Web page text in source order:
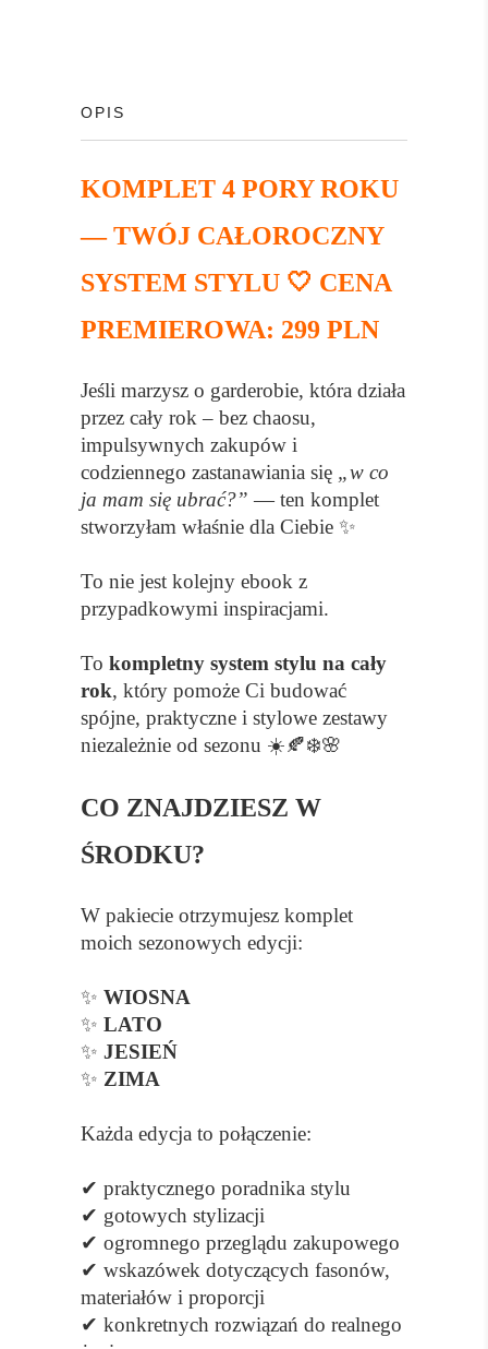
OPIS
KOMPLET 4 PORY ROKU
— TWÓJ CAŁOROCZNY
SYSTEM STYLU 🤍 CENA
PREMIEROWA: 299 PLN
Jeśli marzysz o garderobie, która działa
przez cały rok – bez chaosu,
impulsywnych zakupów i
codziennego zastanawiania się „w co
ja mam się ubrać?” — ten komplet
stworzyłam właśnie dla Ciebie ✨
To nie jest kolejny ebook z
przypadkowymi inspiracjami.
To kompletny system stylu na cały
rok, który pomoże Ci budować
spójne, praktyczne i stylowe zestawy
niezależnie od sezonu ☀️🍂❄️🌸
CO ZNAJDZIESZ W
ŚRODKU?
W pakiecie otrzymujesz komplet
moich sezonowych edycji:
✨ WIOSNA
✨ LATO
✨ JESIEŃ
✨ ZIMA
Każda edycja to połączenie:
✔ praktycznego poradnika stylu
✔ gotowych stylizacji
✔ ogromnego przeglądu zakupowego
✔ wskazówek dotyczących fasonów,
materiałów i proporcji
✔ konkretnych rozwiązań do realnego